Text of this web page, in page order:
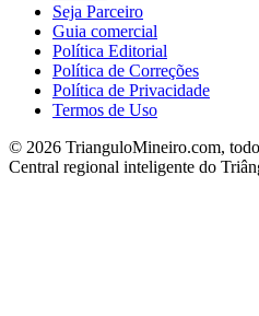
Seja Parceiro
Guia comercial
Política Editorial
Política de Correções
Política de Privacidade
Termos de Uso
© 2026 TrianguloMineiro.com,
Central regional inteligente do